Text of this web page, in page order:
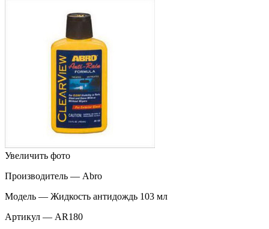
Увеличить фото
Производитель — Abro
Модель — Жидкость антидождь 103 мл
Артикул — AR180